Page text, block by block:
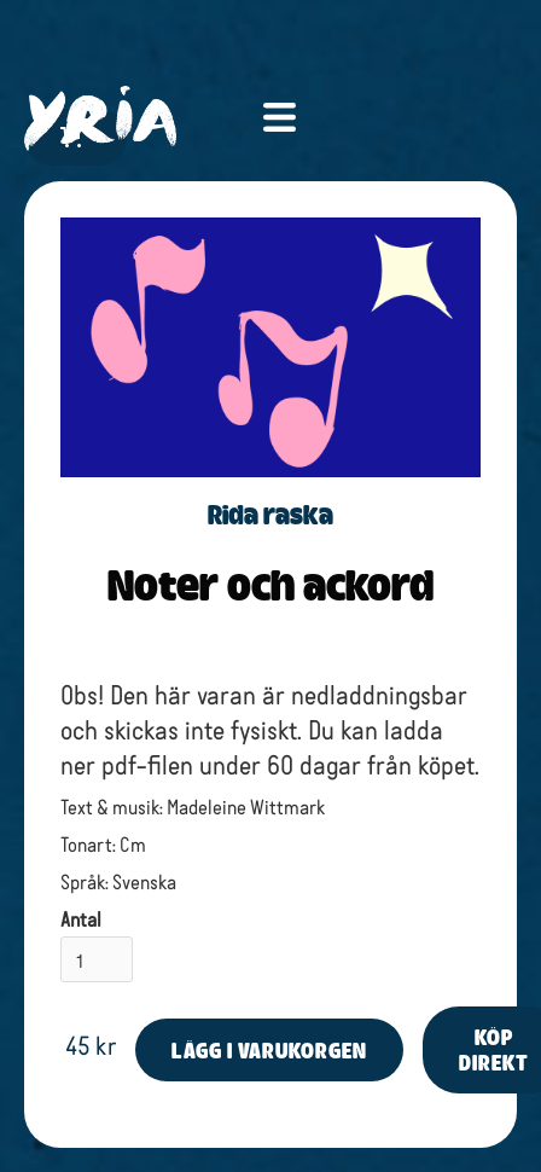
Rida raska
Noter och ackord
Obs! Den här varan är nedladdningsbar
och skickas inte fysiskt. Du kan ladda
ner pdf-filen under 60 dagar från köpet.
Text & musik: Madeleine Wittmark
Tonart: Cm
Språk: Svenska
Antal
45 kr
KÖP
DIREKT